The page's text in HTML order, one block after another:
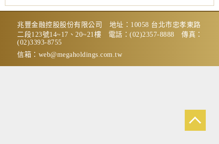
兆豐金融控股股份有限公司 地址：10058 台北市忠孝東路
二段123號14~17、20~21樓 電話：(02)2357-8888 傳真：
(02)3393-8755
信箱： web@megaholdings.com.tw